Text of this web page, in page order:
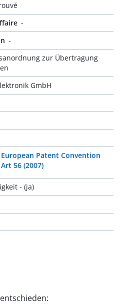
-
-
zur Übertragung
GmbH
European Patent Convention
Art 56 (2007)
- (ja)